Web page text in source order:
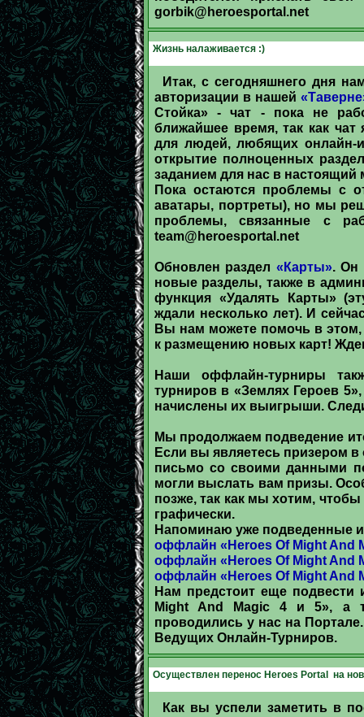
gorbik@heroesportal.net
Жизнь налаживается :)
Итак, с сегодняшнего дня
авторизации в нашей
Стойка» - чат - пока не
ближайшее время, так как
для людей, любящих онлайн-
открытие полноценных
заданием для нас в настоящий
Пока остаются проблемы с
аватары, портреты), но мы
проблемы, связанные с
team@heroesportal.net
Обновлен раздел «Карты». Он
новые разделы, также в
функция «Удалять Карты»
ждали несколько лет). И
Вы нам можете помочь в
к размещению новых карт!
Наши оффлайн-турниры
турниров в «Землях Героев
начислены их выигрыши.
Мы продолжаем подведение
Если вы являетесь призером
письмо со своими данными
могли выслать вам призы.
позже, так как мы хотим,
графически.
Напоминаю уже подведенные
оффлайн «Heroes Of Might And
оффлайн «Heroes Of Might And
оффлайн «Heroes Of Might And
Нам предстоит еще подвести
Might And Magic 4 и 5», а
проводились у нас на
Ведущих Онлайн-Турниров.
Осуществлен перенос Heroes Portal на
Как вы успели заметить в